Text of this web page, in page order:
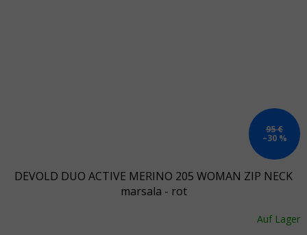
95 €
–30 %
DEVOLD DUO ACTIVE MERINO 205 WOMAN ZIP NECK
marsala - rot
Auf Lager